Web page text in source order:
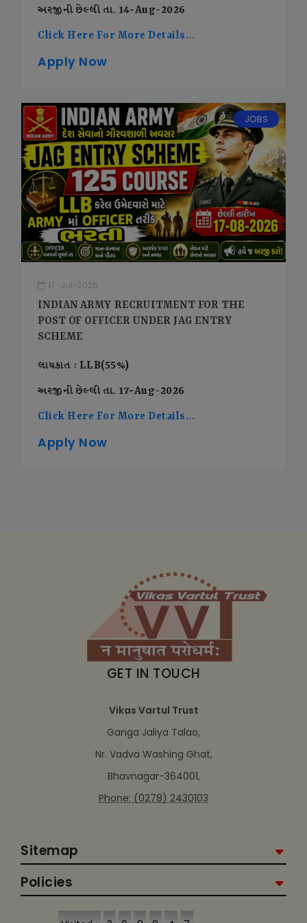
અરજીની છેલ્લી તા. 14-Aug-2026
Click Here For More Details...
Apply Now
JOBS
17-Jul-2026
INDIAN ARMY RECRUITMENT FOR THE
POST OF OFFICER UNDER JAG ENTRY
SCHEME
લાયકાત : LLB(55%)
અરજીની છેલ્લી તા. 17-Aug-2026
Click Here For More Details...
Apply Now
GET IN TOUCH
Vikas Vartul Trust
Ganga Jaliya Talao,
Nr. Vadva Washing Ghat,
Bhavnagar-364001,
Phone: (0278) 2430103
Sitemap
Policies